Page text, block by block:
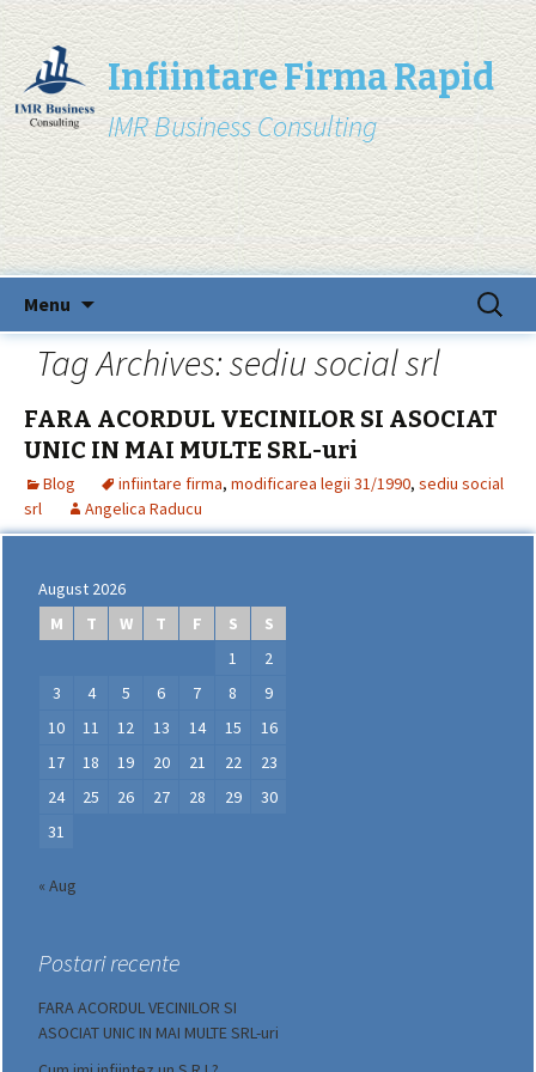
Infiintare Firma Rapid
IMR Business Consulting
Menu
content
Search
for:
Tag Archives: sediu social srl
FARA ACORDUL VECINILOR SI ASOCIAT
UNIC IN MAI MULTE SRL-uri
Blog infiintare firma, modificarea legii 31/1990, sediu social
srl
Angelica Raducu
August 2026
M
T W T F S
S
1
2
3
4 5 6 7 8
9
10
11 12 13 14 15
16
17
18 19 20 21 22
23
24
25 26 27 28 29
30
31
« Aug
Postari recente
FARA ACORDUL VECINILOR SI
ASOCIAT UNIC IN MAI MULTE SRL-uri